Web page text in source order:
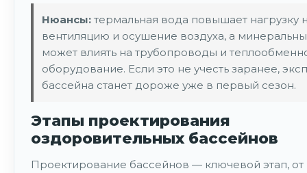
Нюансы: термальная вода повышает нагрузку
вентиляцию и осушение воздуха, а
может влиять на трубопроводы и
оборудование. Если это не учесть заранее,
бассейна станет дороже уже в первый сезон.
Этапы проектирования
оздоровительных бассейнов
Проектирование бассейнов — ключевой этап, от